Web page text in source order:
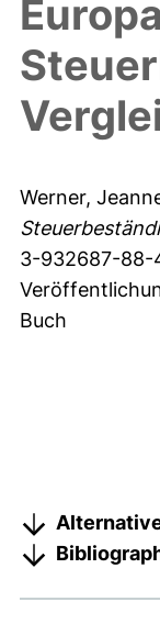
Werner,
3-932687-88-
Buch